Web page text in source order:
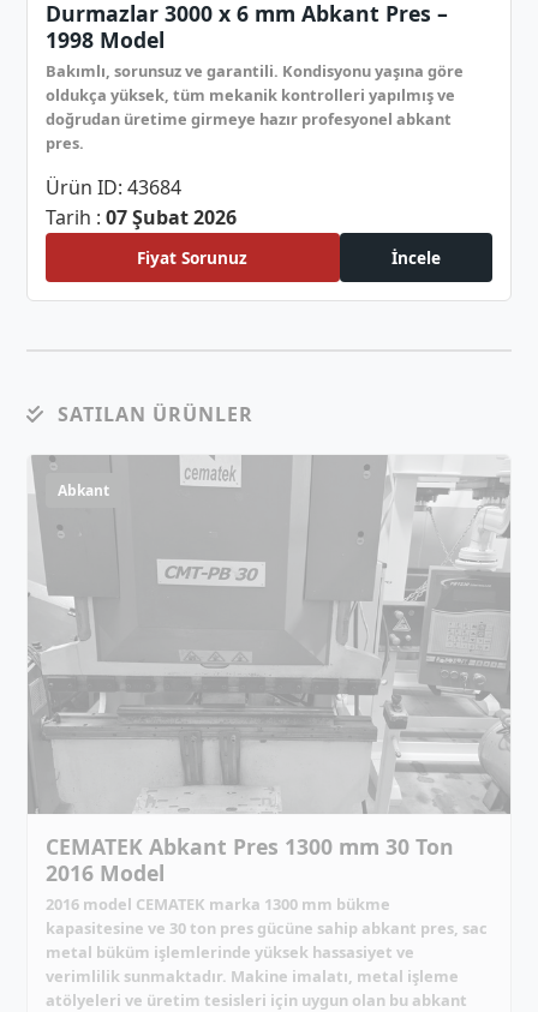
Durmazlar 3000 x 6 mm Abkant Pres –
1998 Model
Bakımlı, sorunsuz ve garantili. Kondisyonu yaşına göre
oldukça yüksek, tüm mekanik kontrolleri yapılmış ve
doğrudan üretime girmeye hazır profesyonel abkant
pres.
Ürün ID: 43684
Tarih :07 Şubat 2026
Fiyat Sorunuz İncele
SATILAN ÜRÜNLER
Abkant
CEMATEK Abkant Pres 1300 mm 30 Ton
2016 Model
2016 model CEMATEK marka 1300 mm bükme
kapasitesine ve 30 ton pres gücüne sahip abkant pres, sac
metal büküm işlemlerinde yüksek hassasiyet ve
verimlilik sunmaktadır. Makine imalatı, metal işleme
atölyeleri ve üretim tesisleri için uygun olan bu abkant